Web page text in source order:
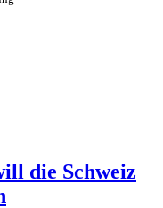
die Schweiz